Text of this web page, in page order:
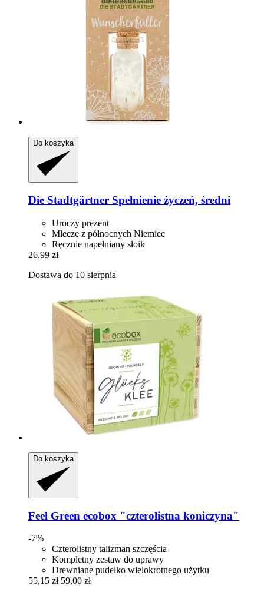
Do koszyka
Die Stadtgärtner Spełnienie życzeń, średni
Uroczy prezent
Mlecze z północnych Niemiec
Ręcznie napełniany słoik
26,99 zł
Dostawa do 10 sierpnia
Do koszyka
Feel Green ecobox "czterolistna koniczyna"
-7%
Czterolistny talizman szczęścia
Kompletny zestaw do uprawy
Drewniane pudełko wielokrotnego użytku
55,15 zł 59,00 zł